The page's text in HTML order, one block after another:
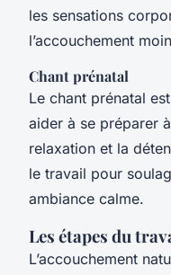
les sensations
l’accouchement
Chant prénatal
Le chant prénatal
aider à se préparer
relaxation et la
le travail pour
ambiance calme.
Les étapes du
L’accouchement